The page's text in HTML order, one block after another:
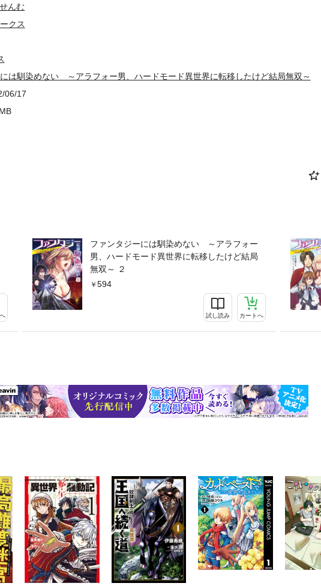
ファンタジーには馴染めない ～アラフォー
男、ハードモード異世界に転移したけど結局
無双～ ２
594
試し読み カートへ
せんむ
クス
は馴染めない ～アラフォー男、ハードモード異世界に転移したけど結局無双～
06/17